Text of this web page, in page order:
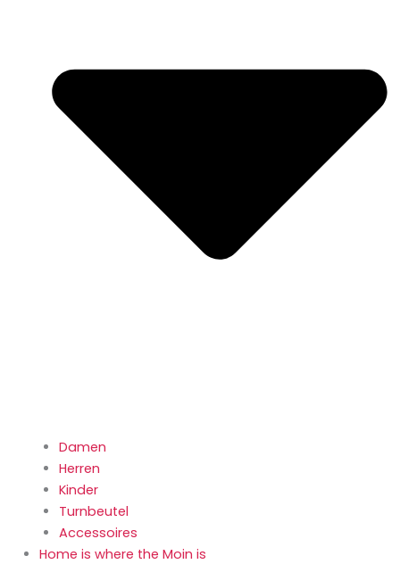
Damen
Herren
Kinder
Turnbeutel
Accessoires
Home is where the Moin is